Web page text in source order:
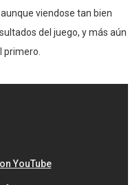
viendose tan bien
del juego, y más aún
primero.